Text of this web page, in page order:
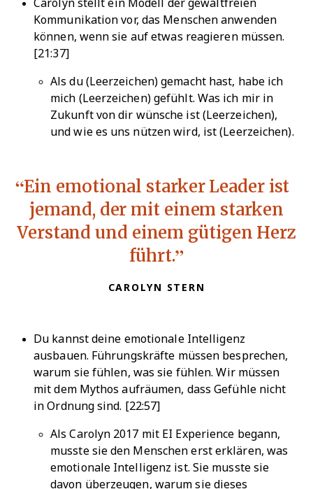
Carolyn stellt ein Modell der gewaltfreien
Kommunikation vor, das Menschen anwenden
können, wenn sie auf etwas reagieren müssen.
[21:37]
Als du (Leerzeichen) gemacht hast, habe ich
mich (Leerzeichen) gefühlt. Was ich mir in
Zukunft von dir wünsche ist (Leerzeichen),
und wie es uns nützen wird, ist (Leerzeichen).
Ein emotional starker Leader ist
jemand, der mit einem starken
Verstand und einem gütigen Herz
führt.
CAROLYN STERN
Du kannst deine emotionale Intelligenz
ausbauen. Führungskräfte müssen besprechen,
warum sie fühlen, was sie fühlen. Wir müssen
mit dem Mythos aufräumen, dass Gefühle nicht
in Ordnung sind. [22:57]
Als Carolyn 2017 mit EI Experience begann,
musste sie den Menschen erst erklären, was
emotionale Intelligenz ist. Sie musste sie
davon überzeugen, warum sie dieses